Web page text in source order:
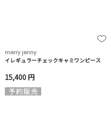
merry jenny
イレギュラーチェックキャミワンピース
15,400 円